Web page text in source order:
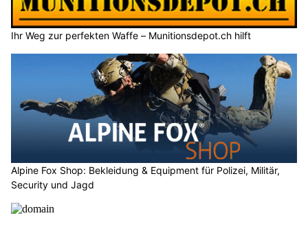
Ihr Weg zur perfekten Waffe – Munitionsdepot.ch hilft
Alpine Fox Shop: Bekleidung & Equipment für Polizei, Militär,
Security und Jagd